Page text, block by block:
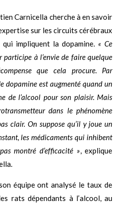
Carnicella cherche à en savoir
sur les circuits cérébraux
impliquent la dopamine. « Ce
participe à l’envie de faire quelque
que cela procure. Par
dopamine est augmenté quand un
de l’alcool pour son plaisir. Mais
dans le phénomène
clair. On suppose qu’il y joue un
les médicaments qui inhibent
montré d’efficacité » , explique
équipe ont analysé le taux de
rats dépendants à l’alcool, au